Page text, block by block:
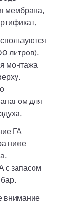
мембрана,
литров).
монтажа
для
ГА
ниже
с запасом
внимание